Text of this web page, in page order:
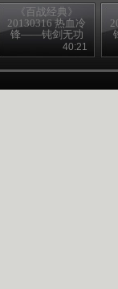
《百战经典》
20130316 热血冷
锋——钝剑无功
40:21